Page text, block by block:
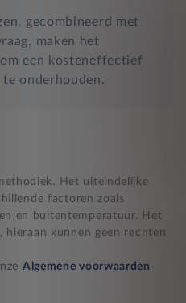
gecombineerd met
maken het
een kosteneffectief
onderhouden.
Het uiteindelijke
factoren zoals
en buitentemperatuur. Het
hieraan kunnen geen rechten
Algemene voorwaarden